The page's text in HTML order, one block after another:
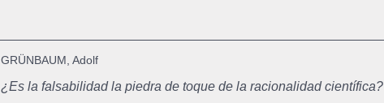
GRÜNBAUM, Adolf
¿Es la falsabilidad la piedra de toque de la racionalidad científica?